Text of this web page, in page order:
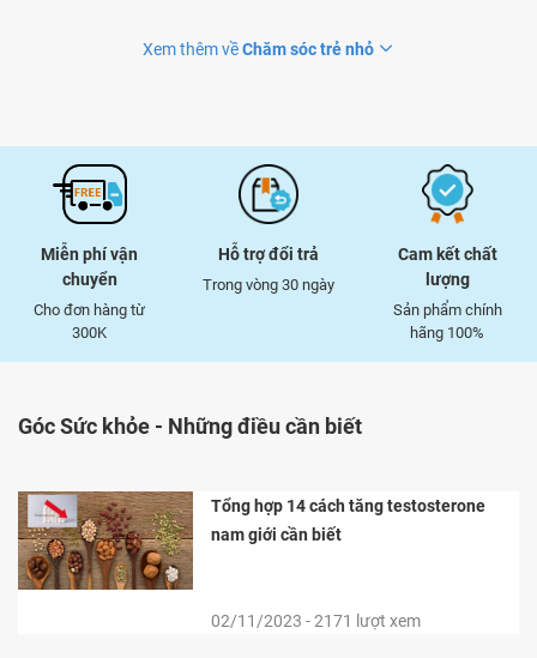
Xem thêm vềChăm sóc trẻ nhỏ
Miễn phí vận
chuyển
Cho đơn hàng từ
300K
Hỗ trợ đổi trả
Trong vòng 30 ngày
Cam kết chất
lượng
Sản phẩm chính
hãng 100%
Góc Sức khỏe - Những điều cần biết
Tổng hợp 14 cách tăng testosterone
nam giới cần biết
02/11/2023 - 2171 lượt xem